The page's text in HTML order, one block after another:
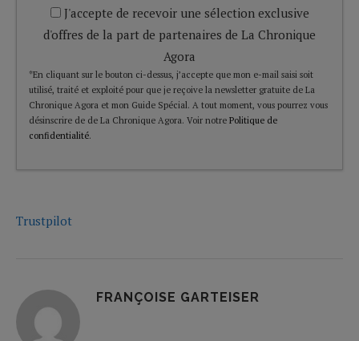
J'accepte de recevoir une sélection exclusive
d'offres de la part de partenaires de La Chronique
Agora
*En cliquant sur le bouton ci-dessus, j’accepte que mon e-mail saisi soit
utilisé, traité et exploité pour que je reçoive la newsletter gratuite de La
Chronique Agora et mon Guide Spécial. A tout moment, vous pourrez vous
désinscrire de de La Chronique Agora. Voir notre Politique de
confidentialité.
Trustpilot
FRANÇOISE GARTEISER